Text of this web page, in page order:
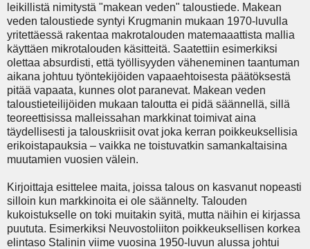
leikillistä nimitystä "makean veden" taloustiede. Makean
veden taloustiede syntyi Krugmanin mukaan 1970-luvulla
yritettäessä rakentaa makrotalouden matemaaattista mallia
käyttäen mikrotalouden käsitteitä. Saatettiin esimerkiksi
olettaa absurdisti, että työllisyyden väheneminen taantuman
aikana johtuu työntekijöiden vapaaehtoisesta päätöksestä
pitää vapaata, kunnes olot paranevat. Makean veden
taloustieteilijöiden mukaan taloutta ei pidä säännellä, sillä
teoreettisissa malleissahan markkinat toimivat aina
täydellisesti ja talouskriisit ovat joka kerran poikkeuksellisia
erikoistapauksia – vaikka ne toistuvatkin samankaltaisina
muutamien vuosien välein.
Kirjoittaja esittelee maita, joissa talous on kasvanut nopeasti
silloin kun markkinoita ei ole säännelty. Talouden
kukoistukselle on toki muitakin syitä, mutta näihin ei kirjassa
puututa. Esimerkiksi Neuvostoliiton poikkeuksellisen korkea
elintaso Stalinin viime vuosina 1950-luvun alussa johtui